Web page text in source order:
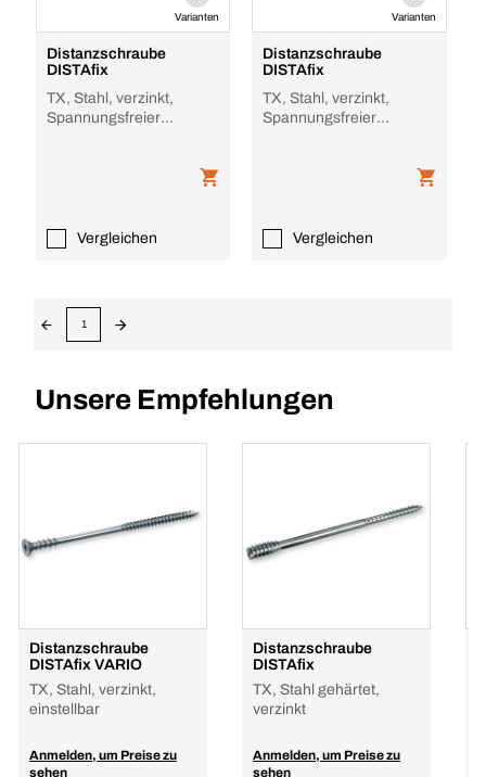
Varianten
Distanzschraube
DISTAfix
TX, Stahl, verzinkt,
Spannungsfreier
Vergleichen
Varianten
Distanzschraube
DISTAfix
TX, Stahl, verzinkt,
Spannungsfreier
Vergleichen
1
Unsere Empfehlungen
Distanzschraube
DISTAfix VARIO
TX, Stahl, verzinkt,
einstellbar
Anmelden, um Preise zu
sehen
Distanzschraube
DISTAfix
TX, Stahl gehärtet,
verzinkt
Anmelden, um Preise zu
sehen